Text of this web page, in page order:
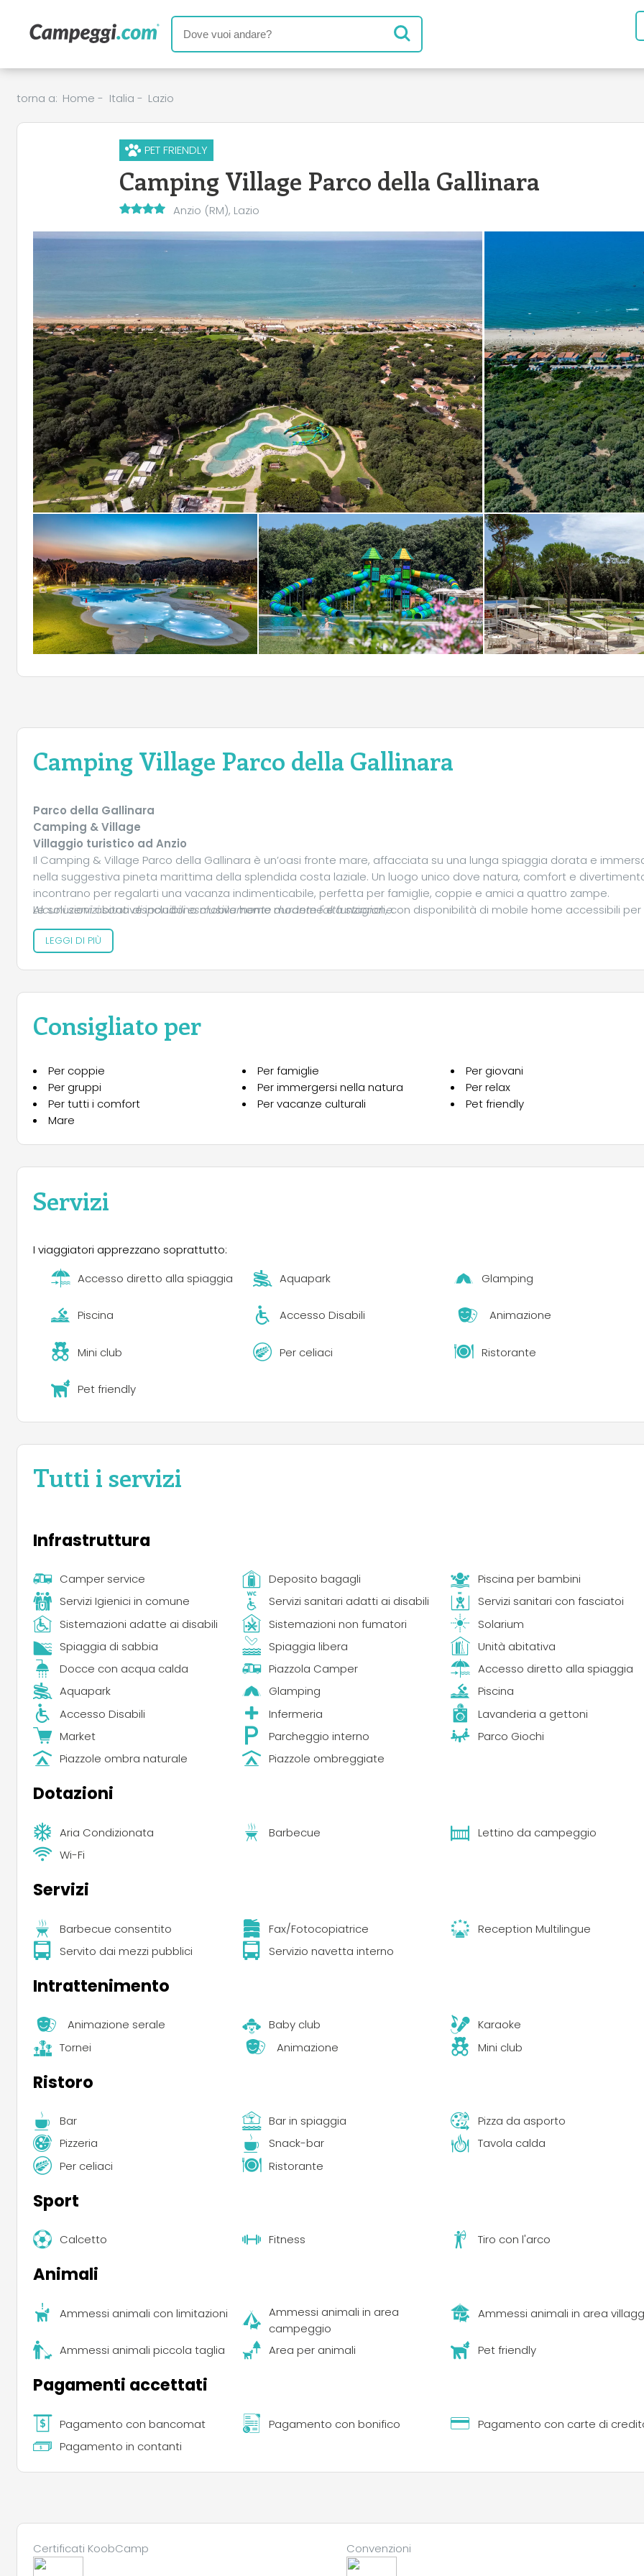
torna a: Home - Italia - Lazio
PET FRIENDLY
Camping Village Parco della Gallinara
Anzio (RM), Lazio
Camping Village Parco della Gallinara
Parco della Gallinara
Camping & Village
Villaggio turistico ad Anzio
Il Camping & Village Parco della Gallinara è un’oasi fronte mare, affacciata su una lunga spiaggia dorata e
nella suggestiva pineta marittima della splendida costa laziale. Un luogo unico dove natura, comfort e
incontrano per regalarti una vacanza indimenticabile, perfetta per famiglie, coppie e amici a quattro zampe.
Le soluzioni abitative includono mobile home moderne e funzionali, con disponibilità di mobile home accessibili per
persone con disabilità, e ampie piazzole immerse nel verde della nostra area camping, ideali per chi cerca un
contatto autentico con la natura senza rinunciare alla comodità.
creative, qui il divertimento trova sempre il suo spazio.
supermarket e un’infermeria, servizi attivi durante l’alta stagione per garantirti serenità e attenzione.
Alcuni servizi sono disponibili esclusivamente durante l'alta stagione.
LEGGI DI PIÙ
Consigliato per
Per coppie Per famiglie
Per giovani
Per gruppi
Per immergersi nella natura
Per relax
Per tutti i comfort
Per vacanze culturali
Pet friendly
Mare
Servizi
I viaggiatori apprezzano soprattutto:
Accesso diretto alla spiaggia
Aquapark Glamping
Piscina Accesso Disabili Animazione
Mini club Per celiaci Ristorante
Pet friendly
Tutti i servizi
Infrastruttura
Camper service Deposito bagagli
Piscina per bambini
Servizi Igienici in comune
Servizi sanitari adatti ai disabili
Servizi sanitari con fasciatoi
Sistemazioni adatte ai disabili
Sistemazioni non fumatori
Solarium
Spiaggia di sabbia
Spiaggia libera
Unità abitativa
Docce con acqua calda
Piazzola Camper
Accesso diretto alla spiaggia
Aquapark
Glamping
Piscina
Accesso Disabili
Infermeria
Lavanderia a gettoni
Market
Parcheggio interno
Parco Giochi
Piazzole ombra naturale
Piazzole ombreggiate
Dotazioni
Aria Condizionata Barbecue
Lettino da campeggio
Wi-Fi
Servizi
Barbecue consentito Fax/Fotocopiatrice
Reception Multilingue
Servito dai mezzi pubblici
Servizio navetta interno
Intrattenimento
Animazione serale Baby club
Karaoke
Tornei
Animazione Mini club
Ristoro
Bar Bar in spiaggia
Pizza da asporto
Pizzeria
Snack-bar
Tavola calda
Per celiaci
Ristorante
Sport
Calcetto Fitness Tiro con l'arco
Animali
Ammessi animali con limitazioni
Ammessi animali in area
campeggio
Ammessi animali in area
Ammessi animali piccola taglia Area per animali Pet friendly
Pagamenti accettati
Pagamento con bancomat Pagamento con bonifico
Pagamento con carte di
Pagamento in contanti
Certificati KoobCamp Convenzioni